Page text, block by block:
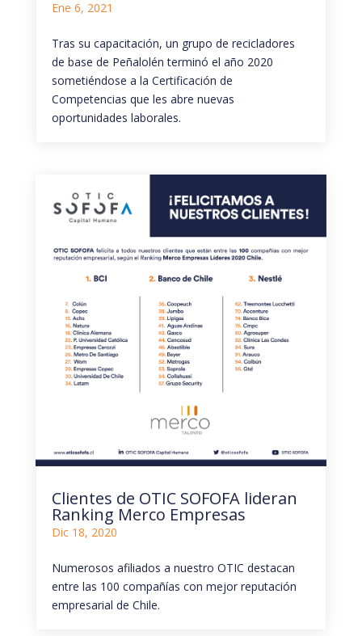
Ene 6, 2021
Tras su capacitación, un grupo de recicladores
de base de Peñalolén terminó el año 2020
sometiéndose a la Certificación de
Competencias que les abre nuevas
oportunidades laborales.
Clientes de OTIC SOFOFA lideran
Ranking Merco Empresas
Dic 18, 2020
Numerosos afiliados a nuestro OTIC destacan
entre las 100 compañías con mejor reputación
empresarial de Chile.